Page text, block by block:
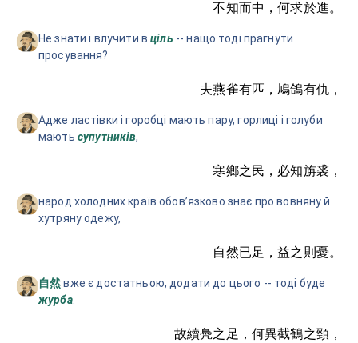
不知而中，何求於進。
Не знати і влучити вціль -- нащо тоді прагнути
просування?
夫燕雀有匹，鳩鴿有仇，
Адже ластівки і горобці мають пару, горлиці і голуби
мають супутників,
寒鄉之民，必知旃裘，
народ холодних країв обовʼязково знає про вовняну й
хутряну одежу,
自然已足，益之則憂。
自然 вже є достатньою, додати до цього -- тоді буде
журба.
故續鳧之足，何異截鶴之頸，